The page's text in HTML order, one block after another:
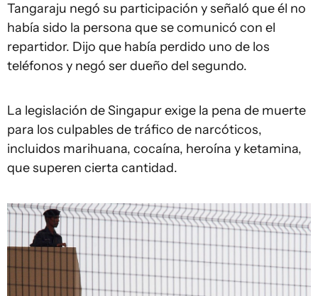
Tangaraju negó su participación y señaló que él no
había sido la persona que se comunicó con el
repartidor. Dijo que había perdido uno de los
teléfonos y negó ser dueño del segundo.
La legislación de Singapur exige la pena de muerte
para los culpables de tráfico de narcóticos,
incluidos marihuana, cocaína, heroína y ketamina,
que superen cierta cantidad.